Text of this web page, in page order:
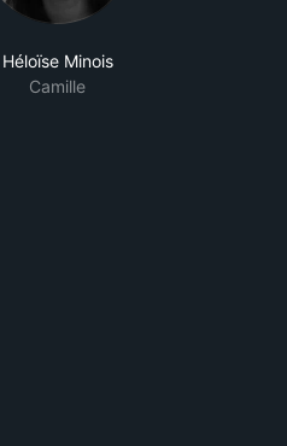
Héloïse Minois
Camille